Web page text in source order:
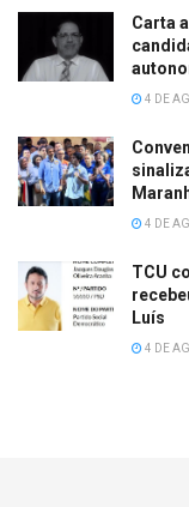
Carta
4 DE
4 DE
TCU
Luís
4 DE